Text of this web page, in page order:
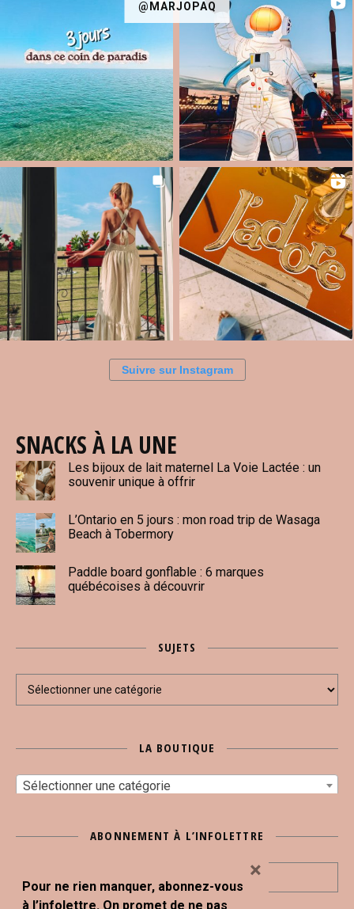
@MARJOPAQ
Suivre sur Instagram
SNACKS À LA UNE
Les bijoux de lait maternel La Voie Lactée : un
souvenir unique à offrir
L’Ontario en 5 jours : mon road trip de Wasaga
Beach à Tobermory
Paddle board gonflable : 6 marques
québécoises à découvrir
SUJETS
LA BOUTIQUE
Sélectionner une catégorie
ABONNEMENT À L’INFOLETTRE
Pour ne rien manquer, abonnez-vous
à l’infolettre. On promet de ne pas
×